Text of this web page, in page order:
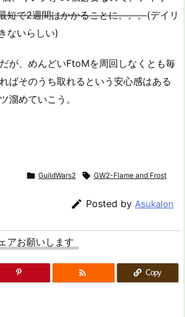
短で2週間はかかることに。。。(デイリ
ないらしい)
が、めんどいFtoMを周回しなくとも毎
ばそのうち取れるという安心感はある
溜めていこう。
 GuildWars2  GW2-Flame and Frost
 Posted by Asukalon
アお願いします
 Copy